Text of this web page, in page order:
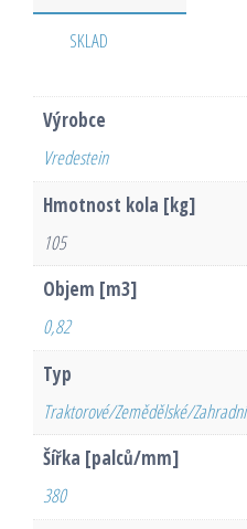
SKLAD
Výrobce
Vredestein
Hmotnost kola [kg]
105
Objem [m3]
0,82
Typ
Traktorové/Zemědělské/Zahradní
Šířka [palců/mm]
380